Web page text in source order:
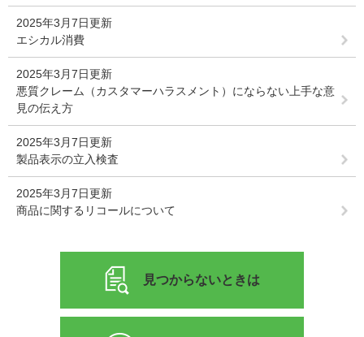
2025年3月7日更新
エシカル消費
2025年3月7日更新
悪質クレーム（カスタマーハラスメント）にならない上手な意
見の伝え方
2025年3月7日更新
製品表示の立入検査
2025年3月7日更新
商品に関するリコールについて
見つからないときは